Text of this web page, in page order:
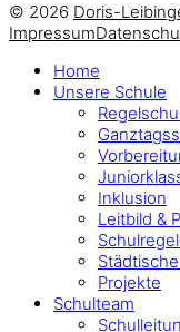
© 2026 Doris-
Impressum
Home
Unsere Schule
Inklusion
Leitbild &
Projekte
Schulteam